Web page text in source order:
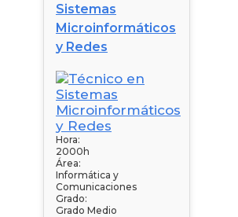
Sistemas
Microinformáticos
y Redes
Hora:
2000h
Área:
Informática y
Comunicaciones
Grado:
Grado Medio